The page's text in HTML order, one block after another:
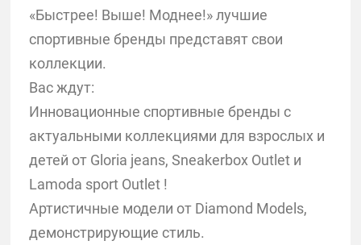
«Быстрее! Выше! Моднее!» лучшие
спортивные бренды представят свои
коллекции.
Вас ждут:
Инновационные спортивные бренды с
актуальными коллекциями для взрослых и
детей от Gloria jeans, Sneakerbox Outlet и
Lamoda sport Outlet !
Артистичные модели от Diamond Models,
демонстрирующие стиль.